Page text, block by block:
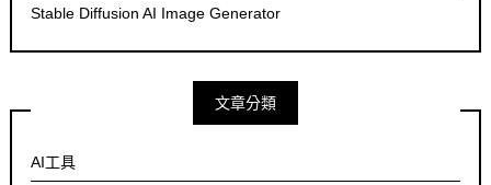
Stable Diffusion AI Image Generator
文章分類
AI工具